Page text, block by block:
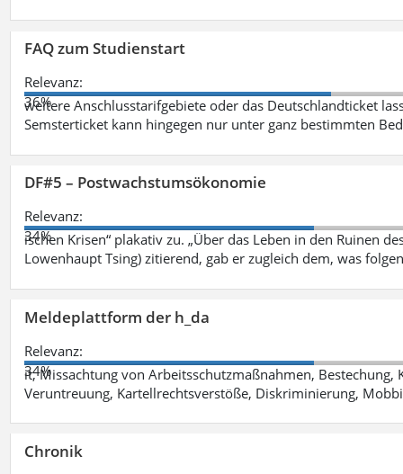
FAQ zum Studienstart
Relevanz:
36%
weitere Anschlusstarifgebiete oder das Deutschlandticket
Semsterticket kann hingegen nur unter ganz bestimmten
DF#5 – Postwachstumsökonomie
Relevanz:
34%
ischen Krisen“ plakativ zu. „Über das Leben in den Ruinen
Lowenhaupt Tsing) zitierend, gab er zugleich dem, was
Meldeplattform der h_da
Relevanz:
34%
it, Missachtung von Arbeitsschutzmaßnahmen,
Veruntreuung, Kartellrechtsverstöße, Diskriminierung,
Chronik